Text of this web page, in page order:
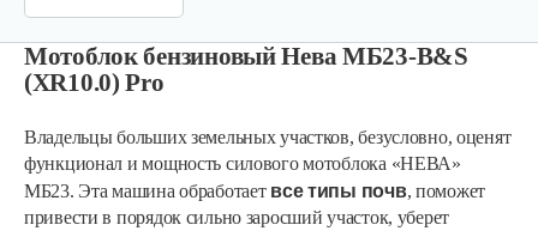
Мотоблок бензиновый Нева МБ23-B&S
(XR10.0) Pro
Владельцы больших земельных участков, безусловно, оценят
функционал и мощность силового мотоблока «НЕВА»
МБ23. Эта машина обработает все типы почв, поможет
привести в порядок сильно заросший участок, уберет